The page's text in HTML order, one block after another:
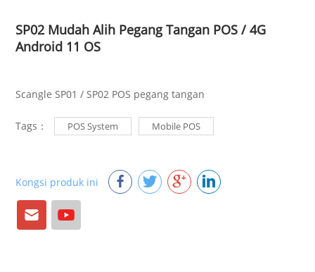
SP02 Mudah Alih Pegang Tangan POS / 4G
Android 11 OS
Scangle SP01 / SP02 POS pegang tangan
Tags： POS System Mobile POS
Kongsi produk ini